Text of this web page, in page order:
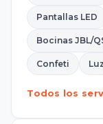
Pantallas LED
Bocinas JBL/
Confeti
Todos los